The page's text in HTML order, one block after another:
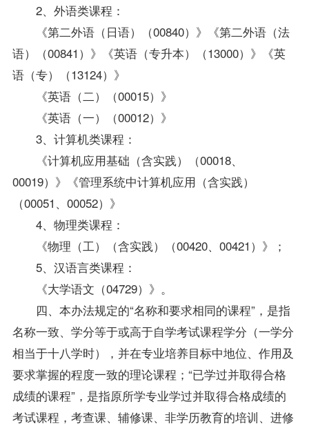
2、外语类课程：
《第二外语（日语）（00840）》《第二外语（法
语）（00841）》《英语（专升本）（13000）》《英
语（专）（13124）》
《英语（二）（00015）》
《英语（一）（00012）》
3、计算机类课程：
《计算机应用基础（含实践）（00018、
00019）》《管理系统中计算机应用（含实践）
（00051、00052）》
4、物理类课程：
《物理（工）（含实践）（00420、00421）》；
5、汉语言类课程：
《大学语文（04729）》。
四、本办法规定的“名称和要求相同的课程”，是指
名称一致、学分等于或高于自学考试课程学分（一学分
相当于十八学时），并在专业培养目标中地位、作用及
要求掌握的程度一致的理论课程；“已学过并取得合格
成绩的课程”，是指原所学专业学过并取得合格成绩的
考试课程，考查课、辅修课、非学历教育的培训、进修